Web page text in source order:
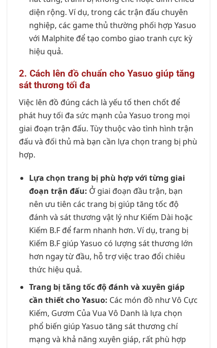
diện rộng. Ví dụ, trong các trận đấu chuyên
nghiệp, các game thủ thường phối hợp Yasuo
với Malphite để tạo combo giao tranh cực kỳ
hiệu quả.
2. Cách lên đồ chuẩn cho Yasuo giúp tăng
sát thương tối đa
Việc lên đồ đúng cách là yếu tố then chốt để
phát huy tối đa sức mạnh của Yasuo trong mọi
giai đoạn trận đấu. Tùy thuộc vào tình hình trận
đấu và đối thủ mà bạn cần lựa chọn trang bị phù
hợp.
Lựa chọn trang bị phù hợp với từng giai
đoạn trận đấu: Ở giai đoạn đầu trận, bạn
nên ưu tiên các trang bị giúp tăng tốc độ
đánh và sát thương vật lý như Kiếm Dài hoặc
Kiếm B.F để farm nhanh hơn. Ví dụ, trang bị
Kiếm B.F giúp Yasuo có lượng sát thương lớn
hơn ngay từ đầu, hỗ trợ việc trao đổi chiêu
thức hiệu quả.
Trang bị tăng tốc độ đánh và xuyên giáp
cần thiết cho Yasuo: Các món đồ như Vô Cực
Kiếm, Gươm Của Vua Vô Danh là lựa chọn
phổ biến giúp Yasuo tăng sát thương chí
mạng và khả năng xuyên giáp, rất phù hợp